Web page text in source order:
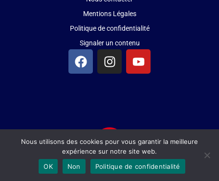
Mentions Légales
Politique de confidentialité
Signaler un contenu
Nous utilisons des cookies pour vous garantir la meilleure
expérience sur notre site web.
OK
Non Politique de confidentialité